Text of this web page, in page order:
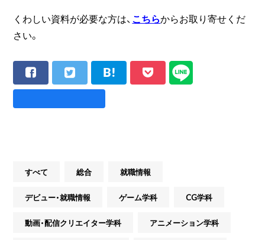
くわしい資料が必要な方は、 こちらからお取り寄せくだ
さい。
すべて 総合 就職情報
デビュー・就職情報 ゲーム学科 CG学科
動画・配信クリエイター学科 アニメーション学科